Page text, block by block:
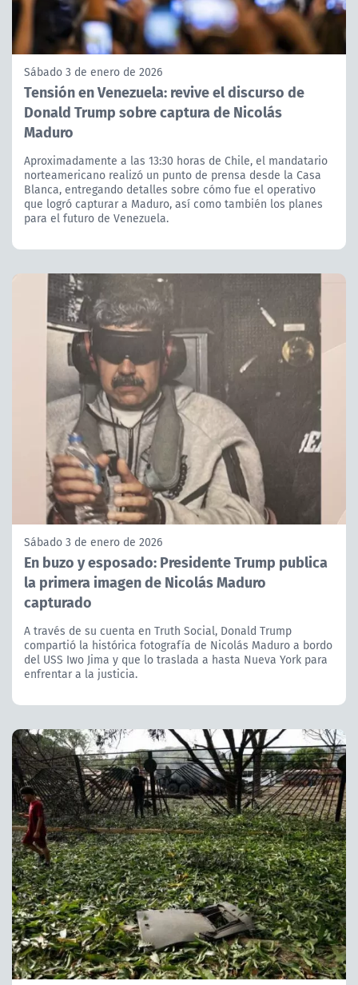
Sábado 3 de enero de 2026
Tensión en Venezuela: revive el discurso de
Donald Trump sobre captura de Nicolás
Maduro
Aproximadamente a las 13:30 horas de Chile, el mandatario
norteamericano realizó un punto de prensa desde la Casa
Blanca, entregando detalles sobre cómo fue el operativo
que logró capturar a Maduro, así como también los planes
para el futuro de Venezuela.
Sábado 3 de enero de 2026
En buzo y esposado: Presidente Trump publica
la primera imagen de Nicolás Maduro
capturado
A través de su cuenta en Truth Social, Donald Trump
compartió la histórica fotografía de Nicolás Maduro a bordo
del USS Iwo Jima y que lo traslada a hasta Nueva York para
enfrentar a la justicia.